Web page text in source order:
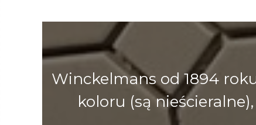
Winckelmans od 1894
koloru (są